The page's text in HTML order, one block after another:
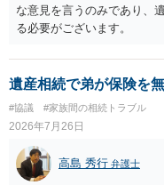
な意見を言うのみであり、
る必要がございます。
遺産相続で弟が保険を
#協議 #家族間の相続トラブル
2026年7月26日
高島 秀行 弁護士